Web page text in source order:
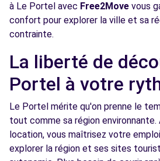
à Le Portel avec Free2Move vous
confort pour explorer la ville et sa
contrainte.
La liberté de
Portel à votre
Le Portel mérite qu'on prenne le
tout comme sa région
location, vous maîtrisez votre
explorer la région et ses sites